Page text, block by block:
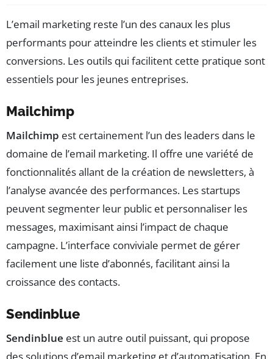
L’email marketing reste l’un des canaux les plus
performants pour atteindre les clients et stimuler les
conversions. Les outils qui facilitent cette pratique sont
essentiels pour les jeunes entreprises.
Mailchimp
Mailchimp est certainement l’un des leaders dans le
domaine de l’email marketing. Il offre une variété de
fonctionnalités allant de la création de newsletters, à
l’analyse avancée des performances. Les startups
peuvent segmenter leur public et personnaliser les
messages, maximisant ainsi l’impact de chaque
campagne. L’interface conviviale permet de gérer
facilement une liste d’abonnés, facilitant ainsi la
croissance des contacts.
Sendinblue
Sendinblue est un autre outil puissant, qui propose
des solutions d’email marketing et d’automatisation. En